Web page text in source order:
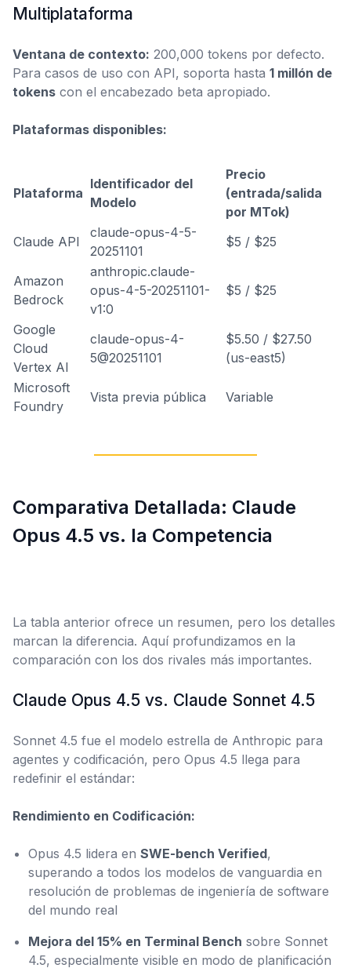
Multiplataforma
Ventana de contexto: 200,000 tokens por defecto.
Para casos de uso con API, soporta hasta 1 millón de
tokens con el encabezado beta apropiado.
Plataformas disponibles:
Plataforma
Identificador del
Modelo
Precio
(entrada/salida
por MTok)
Claude API
claude-opus-4-5-
20251101
$5 / $25
Amazon
Bedrock
anthropic.claude-
opus-4-5-20251101-
v1:0
$5 / $25
Google
Cloud
Vertex AI
claude-opus-4-
5@20251101
$5.50 / $27.50
(us-east5)
Microsoft
Foundry
Vista previa pública Variable
Comparativa Detallada: Claude
Opus 4.5 vs. la Competencia
La tabla anterior ofrece un resumen, pero los detalles
marcan la diferencia. Aquí profundizamos en la
comparación con los dos rivales más importantes.
Claude Opus 4.5 vs. Claude Sonnet 4.5
Sonnet 4.5 fue el modelo estrella de Anthropic para
agentes y codificación, pero Opus 4.5 llega para
redefinir el estándar:
Rendimiento en Codificación:
Opus 4.5 lidera en SWE-bench Verified,
superando a todos los modelos de vanguardia en
resolución de problemas de ingeniería de software
del mundo real
Mejora del 15% en Terminal Bench sobre Sonnet
4.5, especialmente visible en modo de planificación